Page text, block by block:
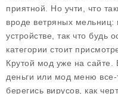
приятной. Но учти, что
вроде ветряных мельниц:
устройстве, так что будь
категории стоит
Крутой мод уже на сайте.
деньги или мод меню
берегись вирусов, как